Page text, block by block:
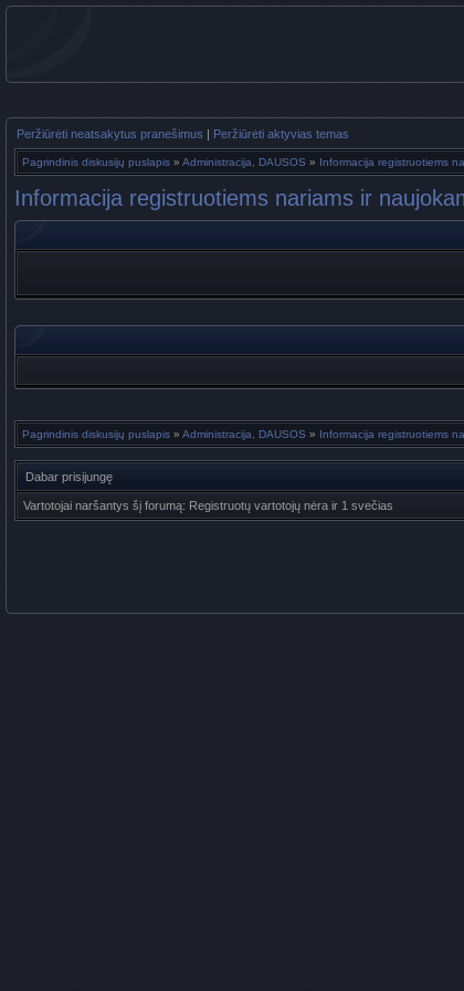
Peržiūrėti neatsakytus pranešimus | Peržiūrėti aktyvias temas
Pagrindinis diskusijų puslapis » Administracija, DAUSOS » Informacija registruotiems
Informacija registruotiems nariams ir
Pagrindinis diskusijų puslapis » Administracija, DAUSOS » Informacija registruotiems
Dabar prisijungę
Vartotojai naršantys šį forumą: Registruotų vartotojų nėra ir 1 svečias